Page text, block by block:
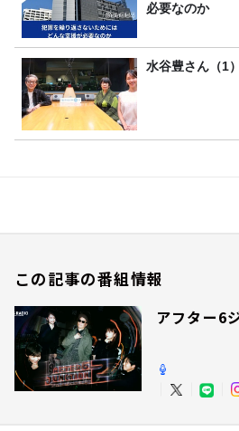
必要なのか
水谷豊さん（1
この記事の番組情報
アフター6